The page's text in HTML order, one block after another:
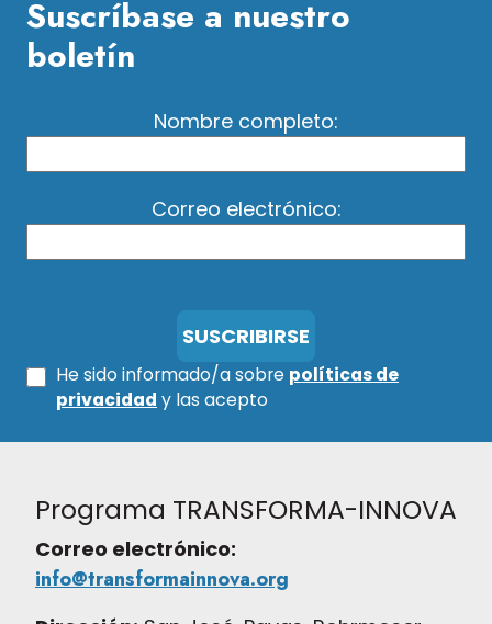
Suscríbase a nuestro
boletín
Nombre completo:
Correo electrónico:
He sido informado/a sobre políticas de
privacidad y las acepto
Programa TRANSFORMA-INNOVA
Correo electrónico:
info@transformainnova.org